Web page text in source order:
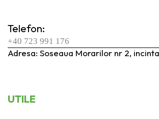
Reţea
Produs Turaţia în
1300-3500
Telefon:
+40 723 991 176
Adresa: Soseaua Morarilor nr 2, incinta
UTILE